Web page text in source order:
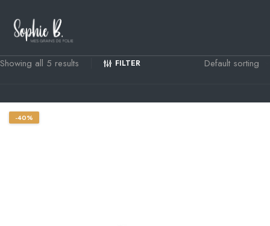
Showing all 5 results FILTER
-40%